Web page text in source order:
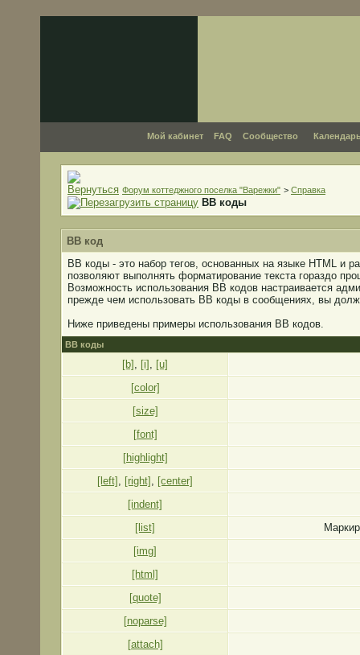
Мой кабинет FAQ Сообщество
Форум коттеджного поселка "Варежки" > Справка
BB коды
BB код
BB коды - это набор тегов, основанных на языке HTML и
позволяют выполнять форматирование текста гораздо
Возможность использования BB кодов настраивается
прежде чем использовать BB коды в сообщениях, вы
Ниже приведены примеры использования BB кодов.
BB коды
[b] , [i] , [u]
[color]
[size]
[font]
[highlight]
[left] , [right] , [center]
[indent]
[list]
[img]
[html]
[quote]
[noparse]
[attach]